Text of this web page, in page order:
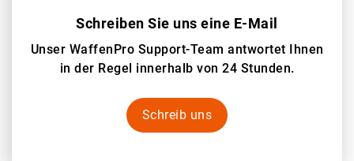
Schreiben Sie uns eine E-Mail
Unser WaffenPro Support-Team antwortet Ihnen
in der Regel innerhalb von 24 Stunden.
Schreib uns